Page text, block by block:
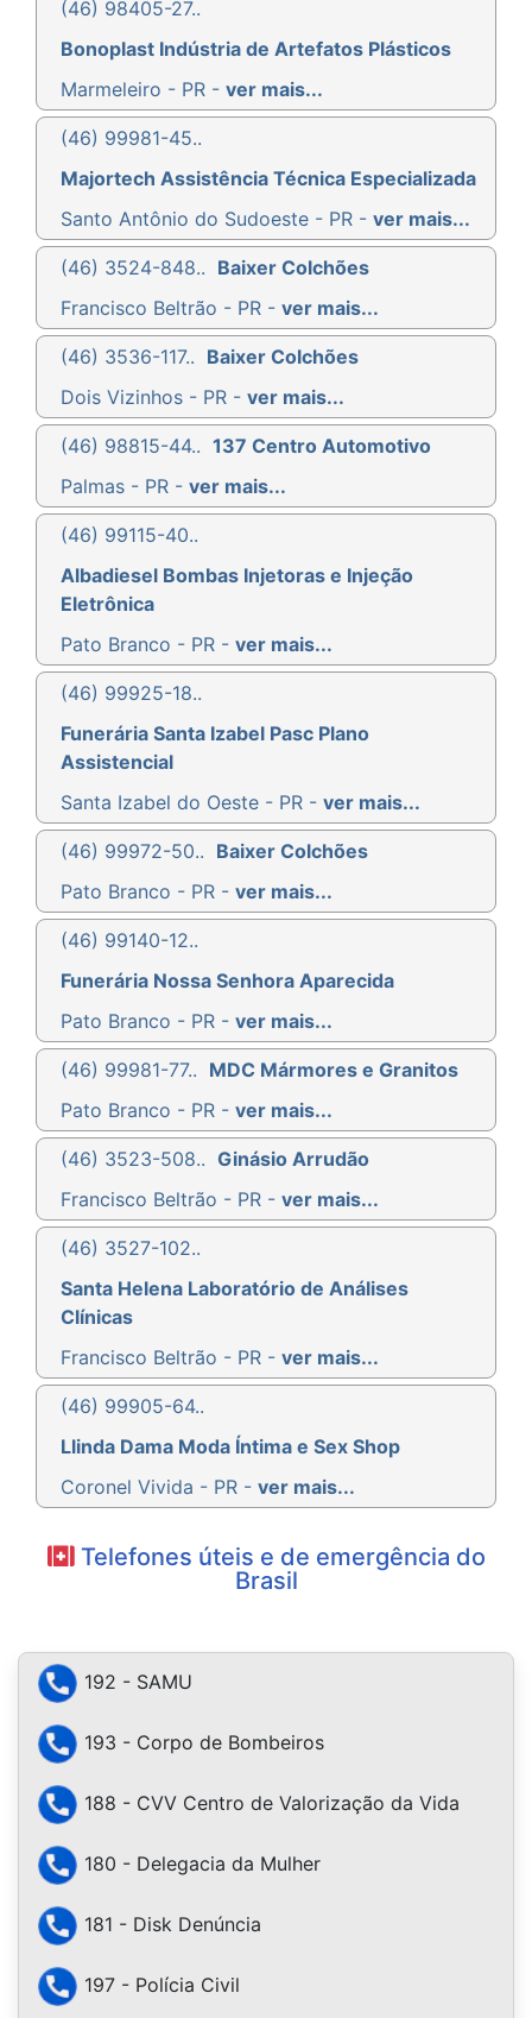
(46) 98405-27..
Bonoplast Indústria de Artefatos Plásticos
Marmeleiro - PR - ver mais...
(46) 99981-45..
Majortech Assistência Técnica Especializada
Santo Antônio do Sudoeste - PR - ver mais...
(46) 3524-848.. Baixer Colchões
Francisco Beltrão - PR - ver mais...
(46) 3536-117.. Baixer Colchões
Dois Vizinhos - PR - ver mais...
(46) 98815-44.. 137 Centro Automotivo
Palmas - PR - ver mais...
(46) 99115-40..
Albadiesel Bombas Injetoras e Injeção
Eletrônica
Pato Branco - PR - ver mais...
(46) 99925-18..
Funerária Santa Izabel Pasc Plano
Assistencial
Santa Izabel do Oeste - PR - ver mais...
(46) 99972-50.. Baixer Colchões
Pato Branco - PR - ver mais...
(46) 99140-12..
Funerária Nossa Senhora Aparecida
Pato Branco - PR - ver mais...
(46) 99981-77.. MDC Mármores e Granitos
Pato Branco - PR - ver mais...
(46) 3523-508.. Ginásio Arrudão
Francisco Beltrão - PR - ver mais...
(46) 3527-102..
Santa Helena Laboratório de Análises
Clínicas
Francisco Beltrão - PR - ver mais...
(46) 99905-64..
Llinda Dama Moda Íntima e Sex Shop
Coronel Vivida - PR - ver mais...
Telefones úteis e de emergência do
Brasil
192 - SAMU
193 - Corpo de Bombeiros
188 - CVV Centro de Valorização da Vida
180 - Delegacia da Mulher
181 - Disk Denúncia
197 - Polícia Civil